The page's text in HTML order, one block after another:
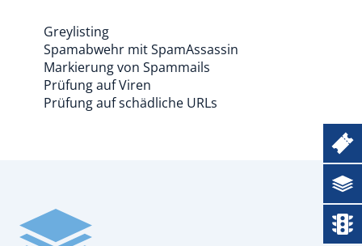
Greylisting
Spamabwehr mit SpamAssassin
Markierung von Spammails
Prüfung auf Viren
Prüfung auf schädliche URLs